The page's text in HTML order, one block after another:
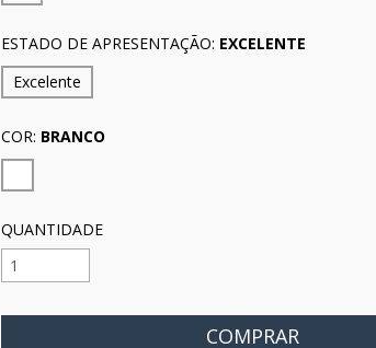
ESTADO DE APRESENTAÇÃO: EXCELENTE
Excelente
COR: BRANCO
QUANTIDADE